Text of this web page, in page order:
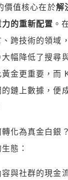
價值核心在於解
力的重新配置 。
跨技術的領域
幅降低了搜尋
金更重要，而
鏈上數據，便
化為真金白銀
態：
與社群的現金